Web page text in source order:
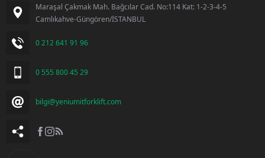
Maraşal Çakmak Mah. Bağcılar Cad. No:114 Kat: 1-2-3-4-5
Camlıkahve-Güngören/İSTANBUL
0 212 641 91 96
0 555 800 45 29
bilgi@yeniumitforklift.com